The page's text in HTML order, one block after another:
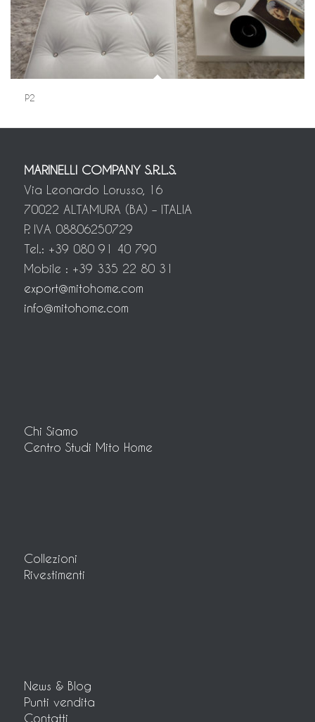
P2
MARINELLI COMPANY S.R.L.S.
Via Leonardo Lorusso, 16
70022 ALTAMURA (BA) – ITALIA
P. IVA 08806250729
Tel.: +39 080 91 40 790
Mobile : +39 335 22 80 31
export@mitohome.com
info@mitohome.com
Chi Siamo
Centro Studi Mito Home
Collezioni
Rivestimenti
News & Blog
Punti vendita
Contatti